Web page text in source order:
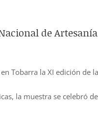
de
Tobarra la XI edición de
la muestra se celebró